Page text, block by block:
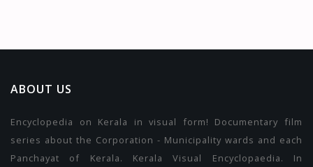
ABOUT US
Encyclopedia on Kerala in visual form! Documentary film
series about the Corporation - Municipality wards and each
Panchayat of Kerala. Kerala Visual Encyclopaedia. In